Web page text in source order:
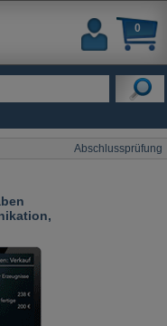
0
Abschlussprüfung